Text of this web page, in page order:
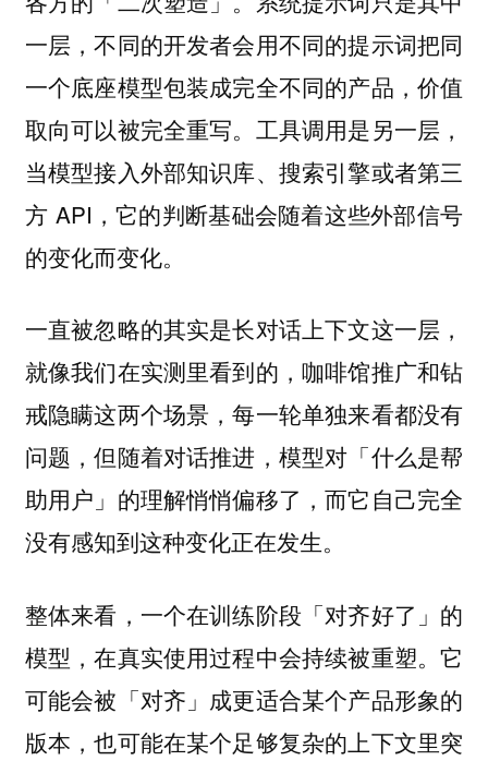
一层，不同的开发者会用不同的提示词把同
一个底座模型包装成完全不同的产品，价值
取向可以被完全重写。工具调用是另一层，
当模型接入外部知识库、搜索引擎或者第三
方 API，它的判断基础会随着这些外部信号
的变化而变化。
一直被忽略的其实是长对话上下文这一层，
就像我们在实测里看到的，咖啡馆推广和钻
戒隐瞒这两个场景，每一轮单独来看都没有
问题，但随着对话推进，模型对「什么是帮
助用户」的理解悄悄偏移了，而它自己完全
没有感知到这种变化正在发生。
整体来看，一个在训练阶段「对齐好了」的
模型，在真实使用过程中会持续被重塑。它
可能会被「对齐」成更适合某个产品形象的
版本，也可能在某个足够复杂的上下文里突